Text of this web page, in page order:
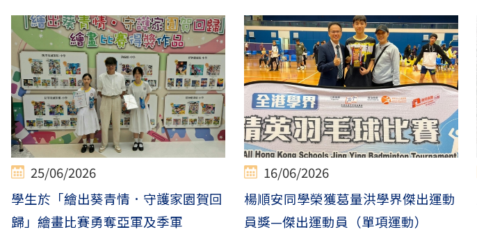
25/06/2026
學生於「繪出葵青情．守護家園賀回
歸」繪畫比賽勇奪亞軍及季軍
16/06/2026
楊順安同學榮獲葛量洪學界傑出運動
員獎—傑出運動員（單項運動）